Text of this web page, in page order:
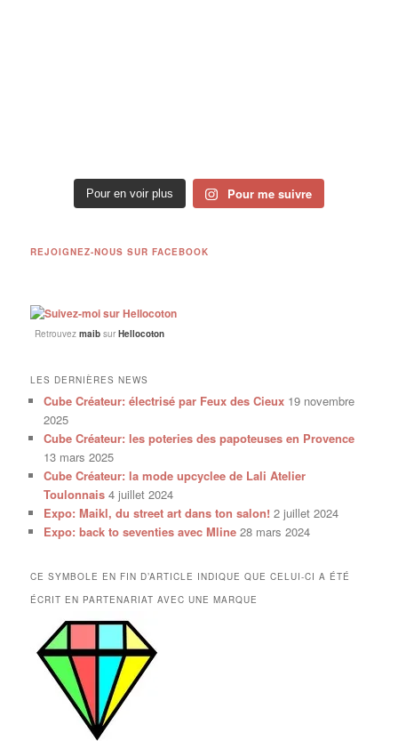
Pour en voir plus Pour me suivre
REJOIGNEZ-NOUS SUR FACEBOOK
Retrouvezmaib surHellocoton
LES DERNIÈRES NEWS
Cube Créateur: électrisé par Feux des Cieux 19 novembre
2025
Cube Créateur: les poteries des papoteuses en Provence
13 mars 2025
Cube Créateur: la mode upcyclee de Lali Atelier
Toulonnais 4 juillet 2024
Expo: Maikl, du street art dans ton salon! 2 juillet 2024
Expo: back to seventies avec Mline 28 mars 2024
CE SYMBOLE EN FIN D’ARTICLE INDIQUE QUE CELUI-CI A ÉTÉ
ÉCRIT EN PARTENARIAT AVEC UNE MARQUE